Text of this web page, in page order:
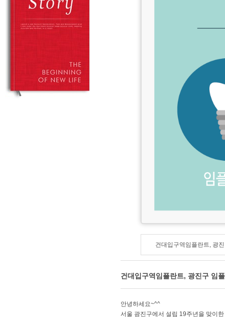
건대입구역임플란트, 광
건대입구역임플란트, 광진구 임
안녕하세요~^^
서울 광진구에서 설립 19주년을 맞이한